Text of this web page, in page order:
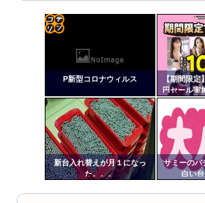
【閲覧注意】俺が近くにいると機械
【画像】ペプシコーラ社、「こうい
Powered by livedoor 相互RSS
P新型コロナウィルス
【期間限
円セール実
ず全部買
新台入れ替えが月１になっ
た。。。
サミーのパ
白い
定リ
ンク
自動
更新
ツー